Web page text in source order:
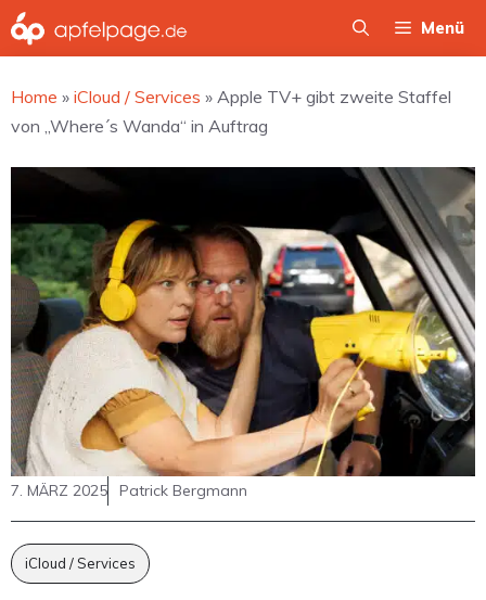
Zum
Inhalt
Menü
Home » iCloud / Services » Apple TV+ gibt zweite Staffel
von „Where´s Wanda“ in Auftrag
7. MÄRZ 2025 Patrick Bergmann
iCloud / Services